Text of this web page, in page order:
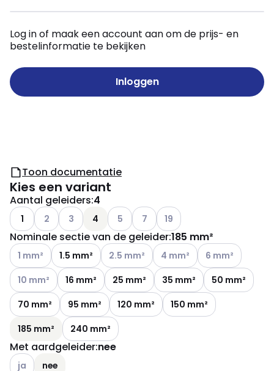
Log in of maak een account aan om de prijs- en
bestelinformatie te bekijken
Inloggen
Toon documentatie
Kies een variant
Aantal geleiders:4
1 Andere varianten (Huidige combinatie niet mogelijk)
2 Andere varianten (Huidige combinatie niet
3 4 Andere varianten (Huidige combinatie
5 Andere varianten (Huidige
7 Andere varianten
19
Nominale sectie van de geleider:185 mm²
Andere varianten (Huidige combinatie niet mogelijk)
1 mm² 1.5 mm² Andere varianten (Huidige combinatie
2.5 mm² Andere varianten (Huidige
4 mm² Andere
6 mm²
Andere varianten (Huidige combinatie niet mogelijk)
10 mm² 16 mm² 25 mm² 35 mm²
50 mm²
70 mm²
95 mm² 120 mm²
150 mm²
185 mm²
240 mm²
Met aardgeleider:nee
Andere varianten (Huidige combinatie niet mogelijk)
ja nee